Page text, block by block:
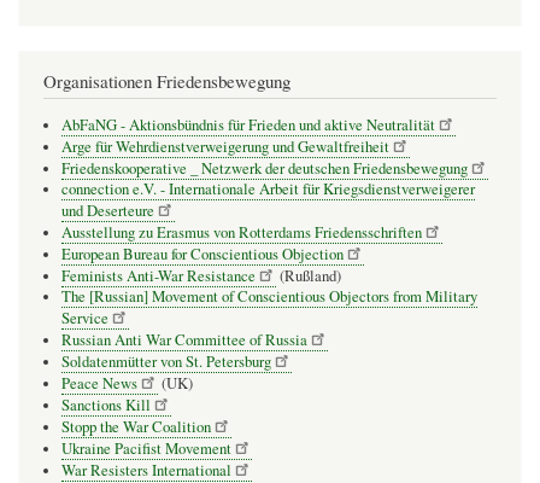
Organisationen Friedensbewegung
AbFaNG - Aktionsbündnis für Frieden und aktive Neutralität
Arge für Wehrdienstverweigerung und Gewaltfreiheit
Friedenskooperative _ Netzwerk der deutschen Friedensbewegung
connection e.V. - Inter­na­tio­nale Arbeit für Kriegs­dienst­ver­wei­gerer
und Deser­teure
Ausstellung zu Erasmus von Rotterdams Friedensschriften
European Bureau for Conscientious Objection
Feminists Anti-War Resistance
(Rußland)
The [Russian] Movement of Conscientious Objectors from Military
Service
Russian Anti War Committee of Russia
Soldatenmütter von St. Petersburg
Peace News
(UK)
Sanctions Kill
Stopp the War Coalition
Ukraine Pacifist Movement
War Resisters International